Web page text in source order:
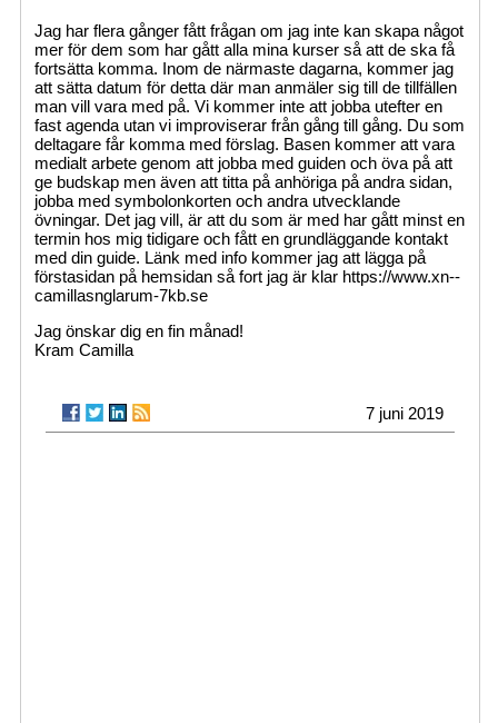
Jag har flera gånger fått frågan om jag inte kan skapa något
mer för dem som har gått alla mina kurser så att de ska få
fortsätta komma. Inom de närmaste dagarna, kommer jag
att sätta datum för detta där man anmäler sig till de tillfällen
man vill vara med på. Vi kommer inte att jobba utefter en
fast agenda utan vi improviserar från gång till gång. Du som
deltagare får komma med förslag. Basen kommer att vara
medialt arbete genom att jobba med guiden och öva på att
ge budskap men även att titta på anhöriga på andra sidan,
jobba med symbolonkorten och andra utvecklande
övningar. Det jag vill, är att du som är med har gått minst en
termin hos mig tidigare och fått en grundläggande kontakt
med din guide. Länk med info kommer jag att lägga på
förstasidan på hemsidan så fort jag är klar https://www.xn--
camillasnglarum-7kb.se
Jag önskar dig en fin månad!
Kram Camilla
7 juni 2019